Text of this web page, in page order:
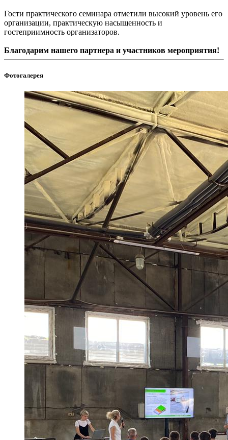
Гости практического семинара отметили высокий уровень его
организации, практическую насыщенность и
гостеприимность организаторов.
Благодарим нашего партнера и участников мероприятия!
Фотогалерея